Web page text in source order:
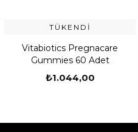
TÜKENDI
Vitabiotics Pregnacare
Gummies 60 Adet
₺1.044,00